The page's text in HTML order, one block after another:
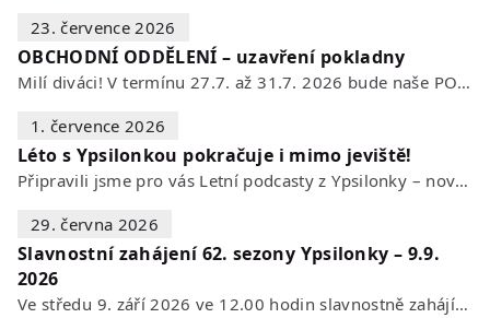
23. července 2026
OBCHODNÍ ODDĚLENÍ – uzavření pokladny
Milí diváci! V termínu 27.7. až 31.7. 2026 bude naše POKLADNA z technických…
1. července 2026
Léto s Ypsilonkou pokračuje i mimo jeviště!
Připravili jsme pro vás Letní podcasty z Ypsilonky – novou sérii rozhovorů s…
29. června 2026
Slavnostní zahájení 62. sezony Ypsilonky – 9.9.
2026
Ve středu 9. září 2026 ve 12.00 hodin slavnostně zahájíme novou divadelní…